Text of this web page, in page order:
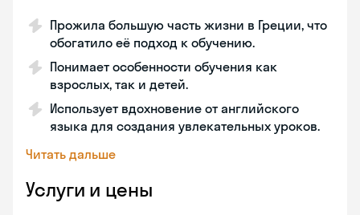
Прожила большую часть жизни в Греции, что
обогатило её подход к обучению.
Понимает особенности обучения как
взрослых, так и детей.
Использует вдохновение от английского
языка для создания увлекательных уроков.
Читать дальше
Услуги и цены